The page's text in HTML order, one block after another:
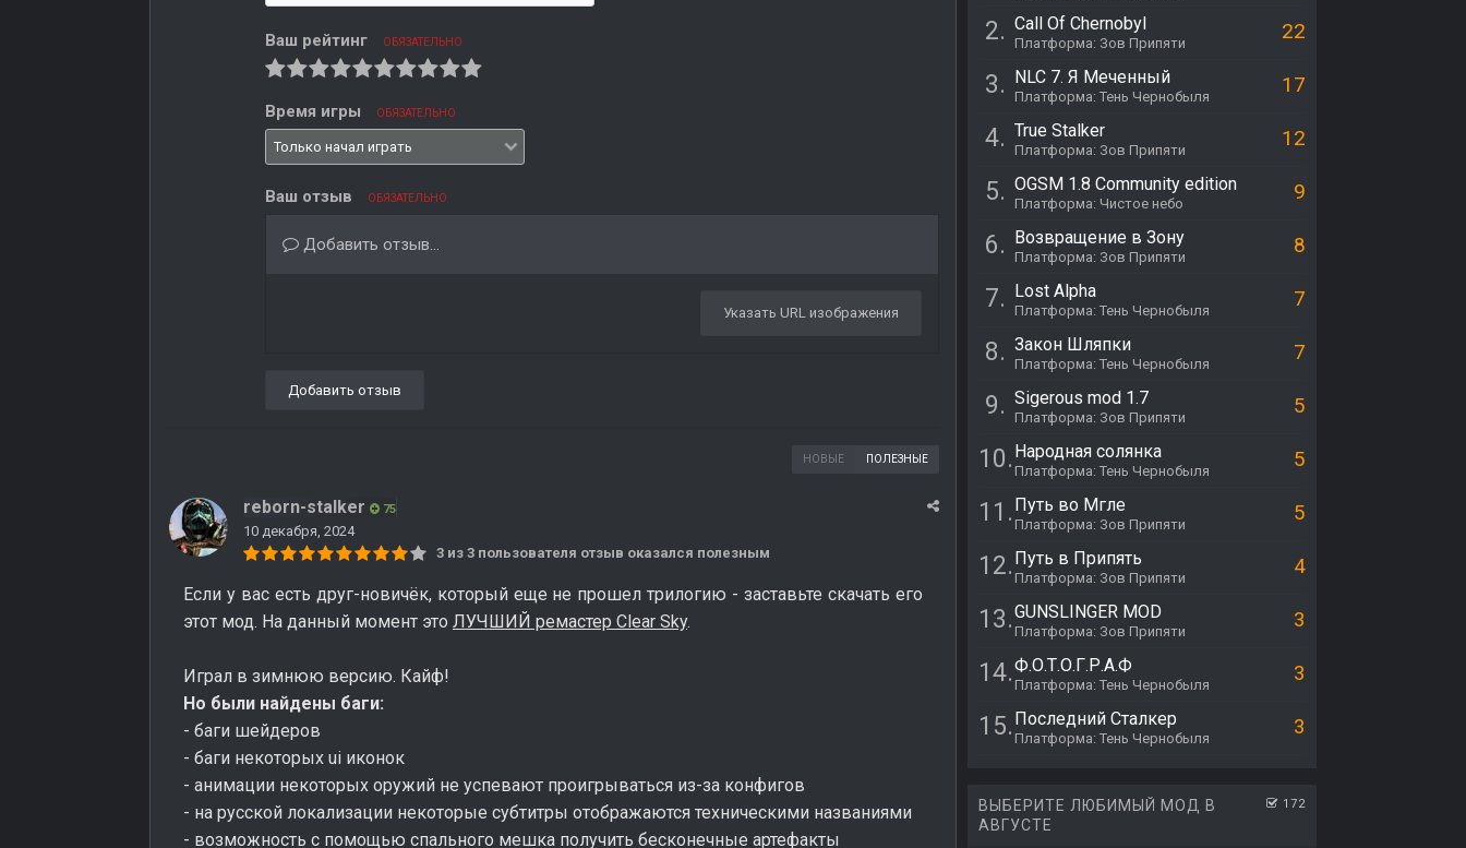
Ваш рейтинг ОБЯЗАТЕЛЬНО
Время игры ОБЯЗАТЕЛЬНО
Ваш отзыв ОБЯЗАТЕЛЬНО
Добавить отзыв...
Указать URL изображения
Добавить отзыв
ПОЛЕЗНЫЕ
НОВЫЕ
reborn-stalker 75
10 декабря, 2024
3 из 3 пользователя отзыв оказался полезным
Если у вас есть друг-новичёк, который еще не прошел трилогию - заставьте скачать его
этот мод. На данный момент это ЛУЧШИЙ ремастер Clear Sky.
Играл в зимнюю версию. Кайф!
Но были найдены баги:
- баги шейдеров
- баги некоторых ui иконок
- анимации некоторых оружий не успевают проигрываться из-за конфигов
- на русской локализации некоторые субтитры отображаются техническими названиями
- возможность с помощью спального мешка получить бесконечные артефакты
2. Call Of Chernobyl
Платформа: Зов Припяти 22
3. NLC 7. Я Меченный
Платформа: Тень Чернобыля 17
4. True Stalker
Платформа: Зов Припяти 12
5. OGSM 1.8 Community edition
Платформа: Чистое небо 9
6. Возвращение в Зону
Платформа: Зов Припяти 8
7. Lost Alpha
Платформа: Тень Чернобыля 7
8. Закон Шляпки
Платформа: Тень Чернобыля 7
9. Sigerous mod 1.7
Платформа: Зов Припяти 5
10. Народная солянка
Платформа: Тень Чернобыля 5
11. Путь во Мгле
Платформа: Зов Припяти 5
12. Путь в Припять
Платформа: Зов Припяти 4
13.GUNSLINGER MOD
Платформа: Зов Припяти 3
14.Ф.О.Т.О.Г.Р.А.Ф
Платформа: Тень Чернобыля 3
15. Последний Сталкер
Платформа: Тень Чернобыля 3
172
ВЫБЕРИТЕ ЛЮБИМЫЙ МОД В
АВГУСТЕ